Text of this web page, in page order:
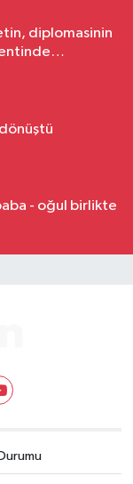
diplomasinin
- oğul birlikte